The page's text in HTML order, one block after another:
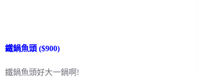
鐵鍋魚頭 ($900)
鐵鍋魚頭好大一鍋啊!